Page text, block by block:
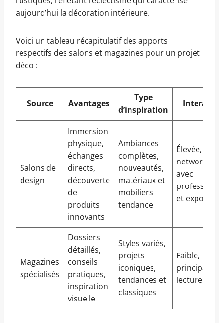
aujourd’hui la décoration intérieure.
Voici un tableau récapitulatif des apports
respectifs des salons et magazines pour un projet
déco :
Source Avantages
Type
d’inspiration
Salons de
design
Immersion
physique,
échanges
directs,
découverte
de
produits
innovants
Ambiances
complètes,
nouveautés,
matériaux et
mobiliers
tendance
Élevée,
networking
avec
et
Magazines
spécialisés
Dossiers
détaillés,
conseils
pratiques,
inspiration
visuelle
Styles variés,
projets
iconiques,
tendances et
classiques
Faible,
lecture